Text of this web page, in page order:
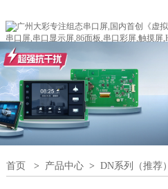
首页 > 产品中心> DN系列（推荐）